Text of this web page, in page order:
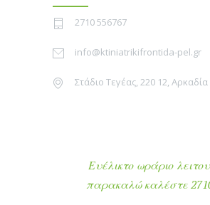
2710 556767
info@ktiniatrikifrontida-pel.gr
Στάδιο Τεγέας, 220 12, Αρκαδία
Ευέλικτο ωράριο
παρακαλώ καλέστε